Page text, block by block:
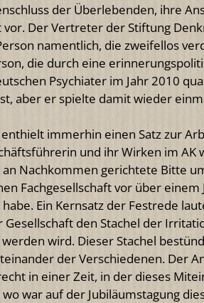
der Überlebenden, ihre
Der Vertreter der Stiftung
namentlich, die zweifellos
die durch eine
Psychiater im Jahr 2010
aber er spielte damit wieder
immerhin einen Satz zur
und ihr Wirken im
Nachkommen gerichtete Bitte
Fachgesellschaft vor über einem
Ein Kernsatz der Festrede
den Stachel der
wird. Dieser Stachel
der Verschiedenen. Der
in einer Zeit, in der dieses
war auf der Jubiläumstagung